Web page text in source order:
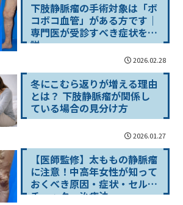
下肢静脈瘤の手術対象は「ボ
コボコ血管」がある方です｜
専門医が受診すべき症状を解
説
2026.02.28
冬にこむら返りが増える理由
とは？ 下肢静脈瘤が関係し
ている場合の見分け方
2026.01.27
【医師監修】太ももの静脈瘤
に注意！中高年女性が知って
おくべき原因・症状・セルフ
チェック・治療法